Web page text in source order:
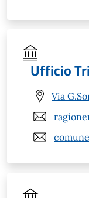
Ufficio
Via